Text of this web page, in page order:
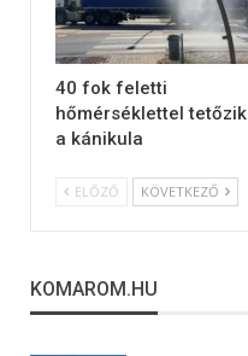
40 fok feletti
hőmérséklettel tetőzik
a kánikula
ELŐZŐ KÖVETKEZŐ
KOMAROM.HU